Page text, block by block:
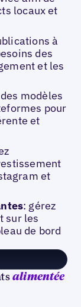
locaux et
à
des
et les
modèles
pour
et
et
: gérez
sur les
de bord
alimentée